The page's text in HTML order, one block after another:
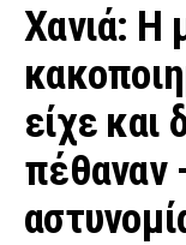
Χανιά: Η
είχε και
πέθαναν